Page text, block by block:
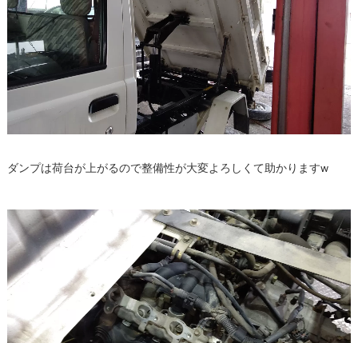
ダンプは荷台が上がるので整備性が大変よろしくて助かりますw